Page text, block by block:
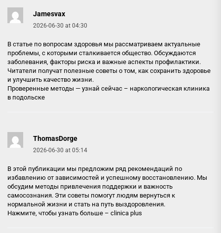
Jamesvax
2026-06-30 at 04:30
В статье по вопросам здоровья мы рассматриваем актуальные
проблемы, с которыми сталкивается общество. Обсуждаются
заболевания, факторы риска и важные аспекты профилактики.
Читатели получат полезные советы о том, как сохранить здоровье
и улучшить качество жизни.
Проверенные методы — узнай сейчас – наркологическая клиника
в подольске
ThomasDorge
2026-06-30 at 05:14
В этой публикации мы предложим ряд рекомендаций по
избавлению от зависимостей и успешному восстановлению. Мы
обсудим методы привлечения поддержки и важность
самосознания. Эти советы помогут людям вернуться к
нормальной жизни и стать на путь выздоровления.
Нажмите, чтобы узнать больше – clinica plus